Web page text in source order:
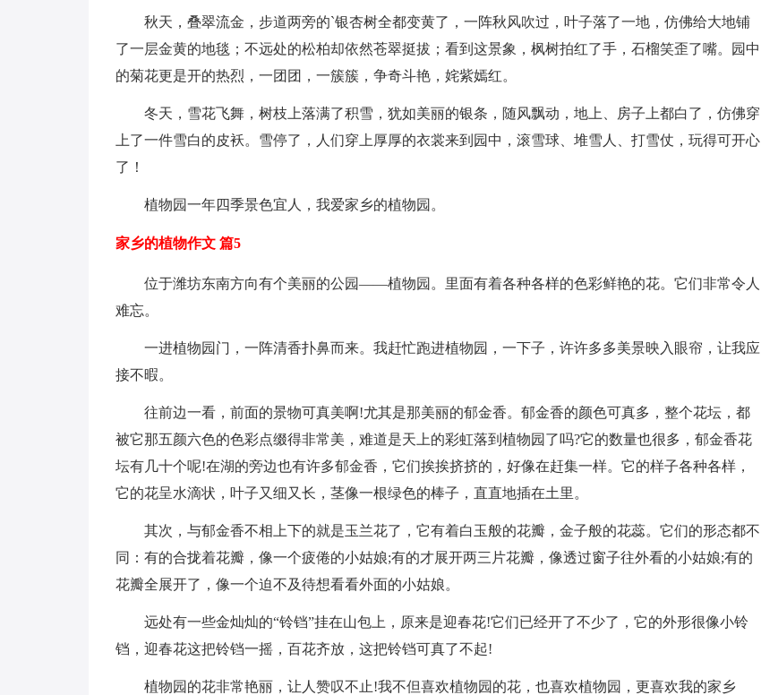
秋天，叠翠流金，步道两旁的`银杏树全都变黄了，一阵秋风吹过，叶子落了一地，仿佛给大地铺
了一层金黄的地毯；不远处的松柏却依然苍翠挺拔；看到这景象，枫树拍红了手，石榴笑歪了嘴。园中
的菊花更是开的热烈，一团团，一簇簇，争奇斗艳，姹紫嫣红。
冬天，雪花飞舞，树枝上落满了积雪，犹如美丽的银条，随风飘动，地上、房子上都白了，仿佛穿
上了一件雪白的皮袄。雪停了，人们穿上厚厚的衣裳来到园中，滚雪球、堆雪人、打雪仗，玩得可开心
了！
植物园一年四季景色宜人，我爱家乡的植物园。
家乡的植物作文 篇5
位于潍坊东南方向有个美丽的公园——植物园。里面有着各种各样的色彩鲜艳的花。它们非常令人
难忘。
一进植物园门，一阵清香扑鼻而来。我赶忙跑进植物园，一下子，许许多多美景映入眼帘，让我应
接不暇。
往前边一看，前面的景物可真美啊!尤其是那美丽的郁金香。郁金香的颜色可真多，整个花坛，都
被它那五颜六色的色彩点缀得非常美，难道是天上的彩虹落到植物园了吗?它的数量也很多，郁金香花
坛有几十个呢!在湖的旁边也有许多郁金香，它们挨挨挤挤的，好像在赶集一样。它的样子各种各样，
它的花呈水滴状，叶子又细又长，茎像一根绿色的棒子，直直地插在土里。
其次，与郁金香不相上下的就是玉兰花了，它有着白玉般的花瓣，金子般的花蕊。它们的形态都不
同：有的合拢着花瓣，像一个疲倦的小姑娘;有的才展开两三片花瓣，像透过窗子往外看的小姑娘;有的
花瓣全展开了，像一个迫不及待想看看外面的小姑娘。
远处有一些金灿灿的“铃铛”挂在山包上，原来是迎春花!它们已经开了不少了，它的外形很像小铃
铛，迎春花这把铃铛一摇，百花齐放，这把铃铛可真了不起!
植物园的花非常艳丽，让人赞叹不止!我不但喜欢植物园的花，也喜欢植物园，更喜欢我的家乡